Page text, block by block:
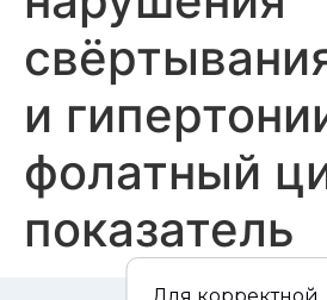
и
фолатный
показатель
Для корректной